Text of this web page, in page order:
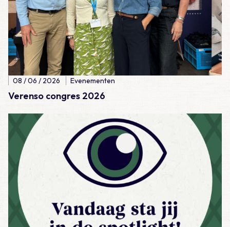
Verenso congres 2026
08 / 06 / 2026 Evenementen
Lees meer over Dag van de Huisarts 2026